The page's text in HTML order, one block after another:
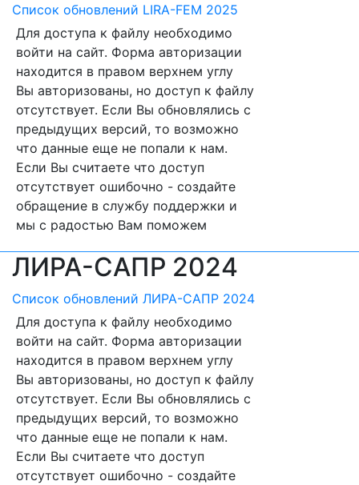
Список обновлений LIRA-FEM 2025
Для доступа к файлу необходимо
войти на сайт. Форма авторизации
находится в правом верхнем углу
Вы авторизованы, но доступ к файлу
отсутствует. Если Вы обновлялись с
предыдущих версий, то возможно
что данные еще не попали к нам.
Если Вы считаете что доступ
отсутствует ошибочно - создайте
обращение в службу поддержки и
мы с радостью Вам поможем
ЛИРА-САПР 2024
Список обновлений ЛИРА-САПР 2024
Для доступа к файлу необходимо
войти на сайт. Форма авторизации
находится в правом верхнем углу
Вы авторизованы, но доступ к файлу
отсутствует. Если Вы обновлялись с
предыдущих версий, то возможно
что данные еще не попали к нам.
Если Вы считаете что доступ
отсутствует ошибочно - создайте